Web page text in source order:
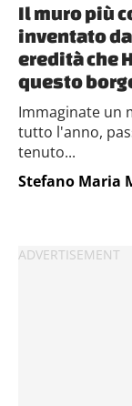
Il muro più
inventato
eredità che
questo
Immaginate un
tutto l'anno,
tenuto...
Stefano Maria